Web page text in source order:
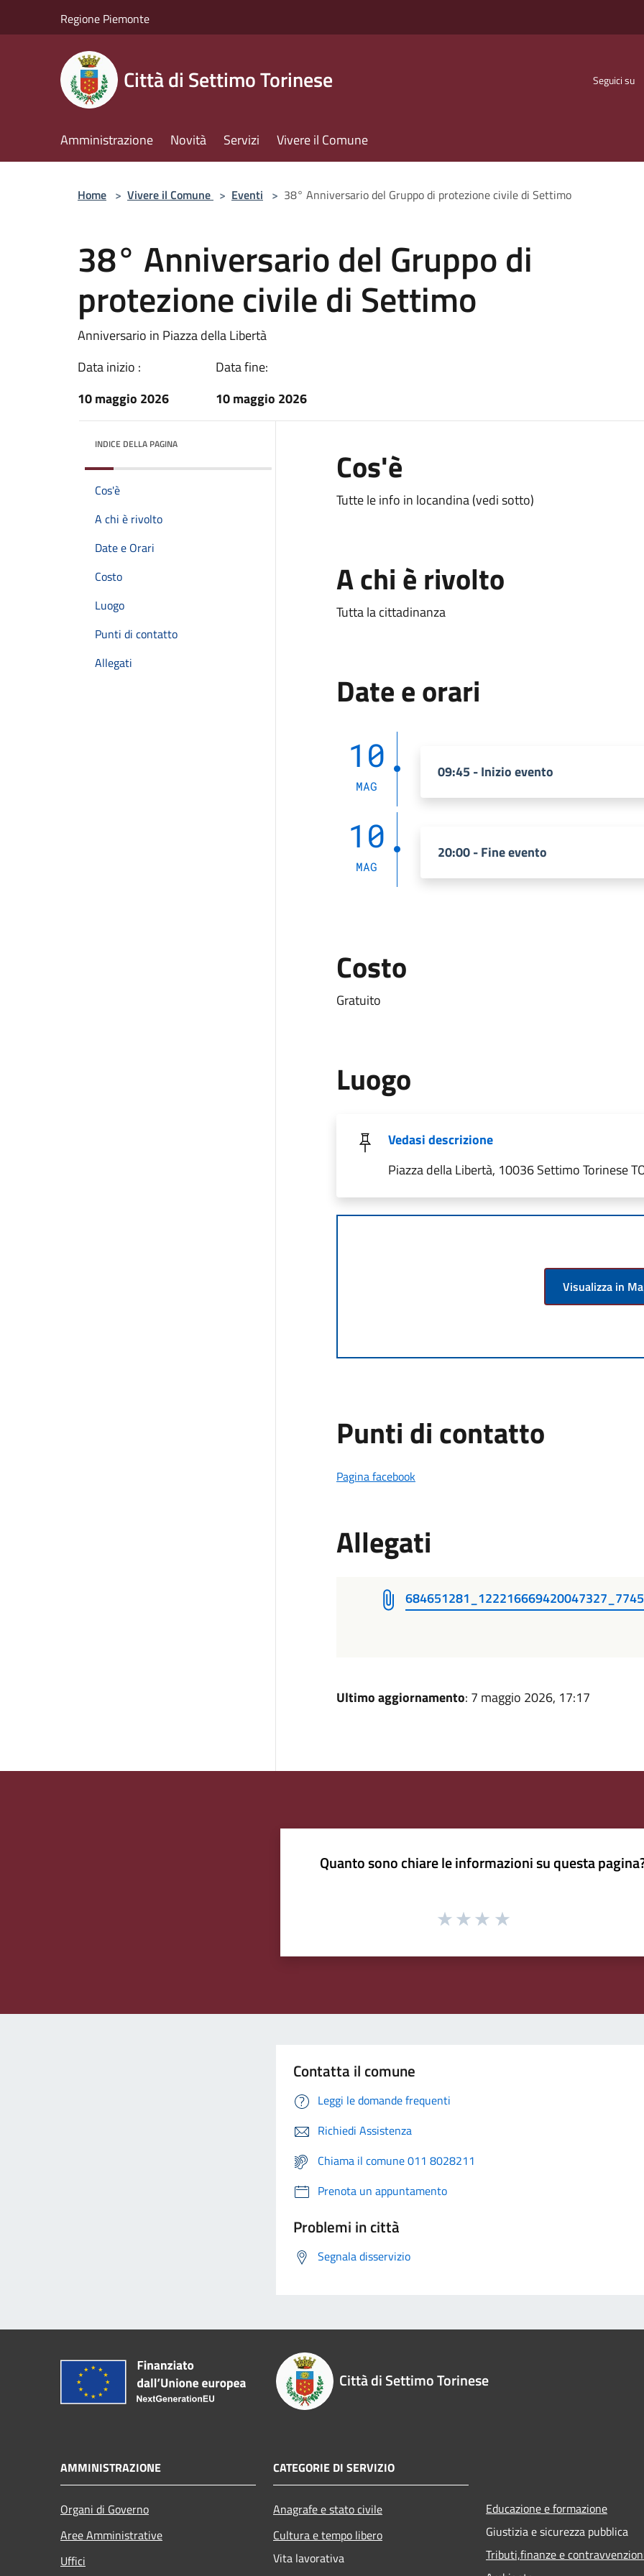
Regione Piemonte
Città di Settimo Torinese Seguici su
Amministrazione Novità Servizi Vivere il Comune
Home > Vivere il Comune > Eventi > 38° Anniversario del Gruppo di protezione civile di Settimo
38° Anniversario del Gruppo di
protezione civile di Settimo
Anniversario in Piazza della Libertà
Data inizio :
10 maggio 2026
Data fine:
10 maggio 2026
INDICE DELLA PAGINA
Cos'è
A chi è rivolto
Date e Orari
Costo
Luogo
Punti di contatto
Allegati
Cos'è
Tutte le info in locandina (vedi sotto)
A chi è rivolto
Tutta la cittadinanza
Date e orari
10
MAG
09:45 - Inizio evento
10
MAG
20:00 - Fine evento
Costo
Gratuito
Luogo
Vedasi descrizione
Piazza della Libertà, 10036 Settimo Torinese
Visualizza in
Punti di contatto
Pagina facebook
Allegati
Ultimo aggiornamento: 7 maggio 2026, 17:17
Quanto sono chiare le informazioni su questa
Contatta il comune
Leggi le domande frequenti
Richiedi Assistenza
Chiama il comune 011 8028211
Prenota un appuntamento
Problemi in città
Segnala disservizio
Città di Settimo Torinese
AMMINISTRAZIONE
Organi di Governo
Aree Amministrative
Uffici
CATEGORIE DI SERVIZIO
Anagrafe e stato civile
Cultura e tempo libero
Vita lavorativa
Educazione e formazione
Giustizia e sicurezza pubblica
Tributi,finanze e